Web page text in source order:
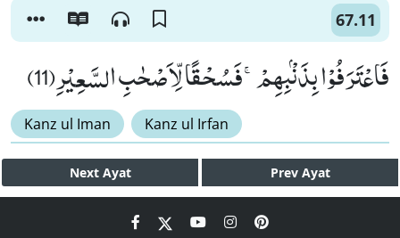
67.11
فَاعْتَرَفُوْا بِذَنْۢبِهِمْۚ-فَسُحْقًا لِّاَصْحٰبِ السَّعِیْرِ(11)
Kanz ul Iman Kanz ul Irfan
Next Ayat Prev Ayat